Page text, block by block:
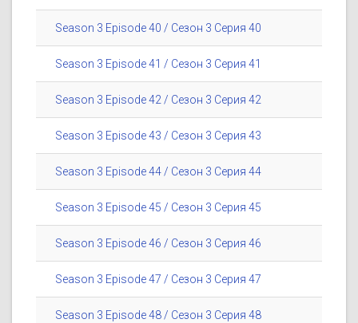
Season 3 Episode 40 / Сезон 3 Серия 40
Season 3 Episode 41 / Сезон 3 Серия 41
Season 3 Episode 42 / Сезон 3 Серия 42
Season 3 Episode 43 / Сезон 3 Серия 43
Season 3 Episode 44 / Сезон 3 Серия 44
Season 3 Episode 45 / Сезон 3 Серия 45
Season 3 Episode 46 / Сезон 3 Серия 46
Season 3 Episode 47 / Сезон 3 Серия 47
Season 3 Episode 48 / Сезон 3 Серия 48